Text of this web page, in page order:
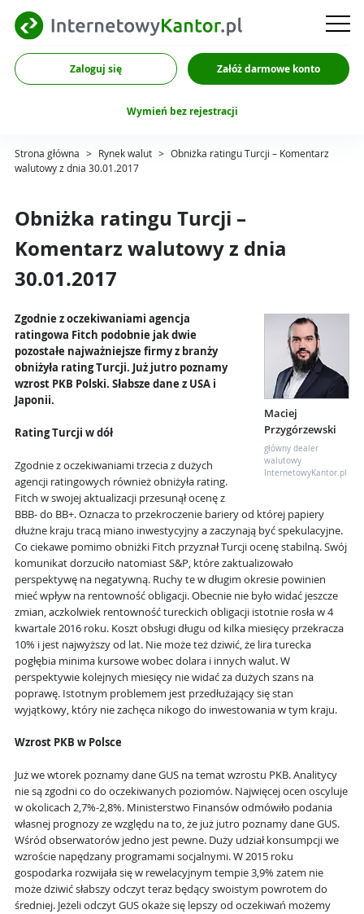
Zaloguj się Załóż darmowe konto
Wymień bez rejestracji
Strona główna > Rynek walut > Obniżka ratingu Turcji – Komentarz
walutowy z dnia 30.01.2017
Obniżka ratingu Turcji –
Komentarz walutowy z dnia
30.01.2017
Maciej
Przygórzewski
główny dealer
walutowy
InternetowyKantor.pl
Zgodnie z oczekiwaniami agencja
ratingowa Fitch podobnie jak dwie
pozostałe najważniejsze firmy z branży
obniżyła rating Turcji. Już jutro poznamy
wzrost PKB Polski. Słabsze dane z USA i
Japonii.
Rating Turcji w dół
Zgodnie z oczekiwaniami trzecia z dużych
agencji ratingowych również obniżyła rating.
Fitch w swojej aktualizacji przesunął ocenę z
BBB- do BB+. Oznacza to przekroczenie bariery od której papiery
dłużne kraju tracą miano inwestycyjny a zaczynają być spekulacyjne.
Co ciekawe pomimo obniżki Fitch przyznał Turcji ocenę stabilną. Swój
komunikat dorzuciło natomiast S&P, które zaktualizowało
perspektywę na negatywną. Ruchy te w długim okresie powinien
mieć wpływ na rentowność obligacji. Obecnie nie było widać jeszcze
zmian, aczkolwiek rentowność tureckich obligacji istotnie rosła w 4
kwartale 2016 roku. Koszt obsługi długu od kilka miesięcy przekracza
10% i jest najwyższy od lat. Nie może też dziwić, że lira turecka
pogłębia minima kursowe wobec dolara i innych walut. W
perspektywie kolejnych miesięcy nie widać za dużych szans na
poprawę. Istotnym problemem jest przedłużający się stan
wyjątkowy, który nie zachęca nikogo do inwestowania w tym kraju.
Wzrost PKB w Polsce
Już we wtorek poznamy dane GUS na temat wzrostu PKB. Analitycy
nie są zgodni co do oczekiwanych poziomów. Najwięcej ocen oscyluje
w okolicach 2,7%-2,8%. Ministerstwo Finansów odmówiło podania
własnej prognozy ze względu na to, że już jutro poznamy dane GUS.
Wśród obserwatorów jedno jest pewne. Duży udział konsumpcji we
wzroście napędzany programami socjalnymi. W 2015 roku
gospodarka rozwijała się w rewelacyjnym tempie 3,9% zatem nie
może dziwić słabszy odczyt teraz będący swoistym powrotem do
średniej. Jeżeli odczyt GUS okaże się lepszy od oczekiwań możemy